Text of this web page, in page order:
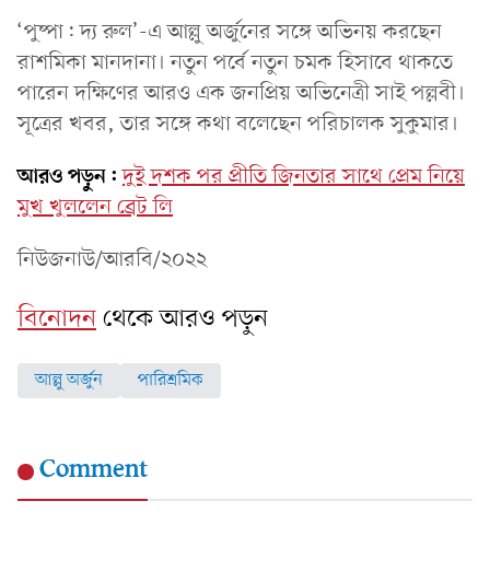
‘পুষ্পা: দ্য রুল’-এ আল্লু অর্জুনের সঙ্গে অভিনয় করছেন
রাশমিকা মানদানা। নতুন পর্বে নতুন চমক হিসাবে থাকতে
পারেন দক্ষিণের আরও এক জনপ্রিয় অভিনেত্রী সাই পল্লবী।
সূত্রের খবর, তার সঙ্গে কথা বলেছেন পরিচালক সুকুমার।
আরও পড়ুন: দুই দশক পর প্রীতি জিনতার সাথে প্রেম নিয়ে
মুখ খুললেন ব্রেট লি
নিউজনাউ/আরবি/২০২২
বিনোদনথেকে আরও পড়ুন
আল্লু অর্জুন পারিশ্রমিক
Comment